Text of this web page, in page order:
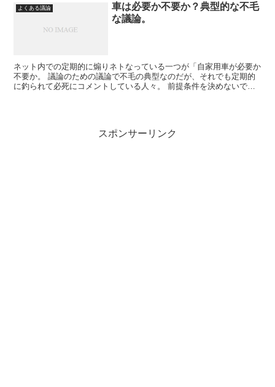
よくある議論
車は必要か不要か？典型的な不毛
な議論。
ネット内での定期的に煽りネトなっている一つが「自家用車が必要か
不要か。 議論のための議論で不毛の典型なのだが、それでも定期的
に釣られて必死にコメントしている人々。 前提条件を決めないで、
スポンサーリンク